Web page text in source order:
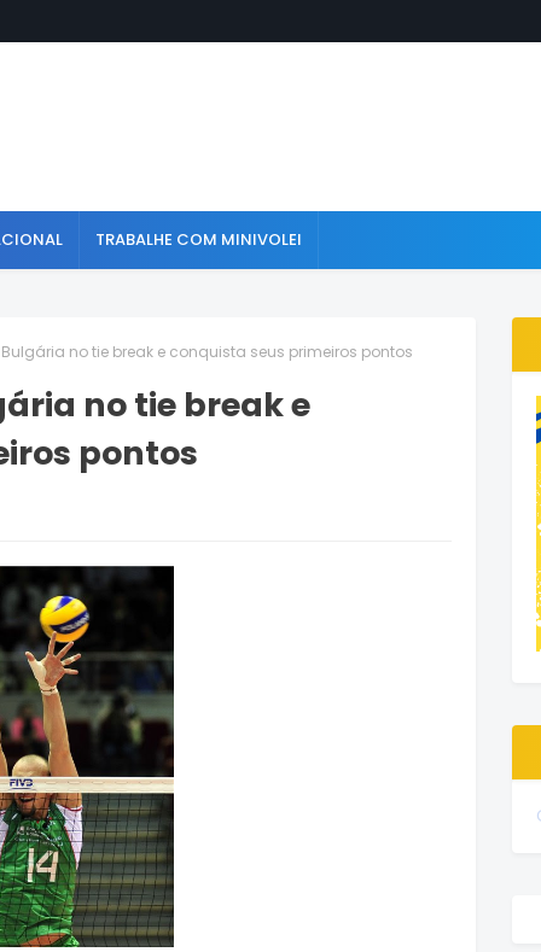
TRABALHE COM MINIVOLEI
no tie break e conquista seus primeiros pontos
no tie break e
pontos